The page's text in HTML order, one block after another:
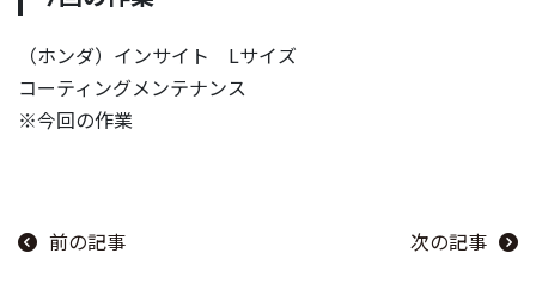
（ホンダ）インサイト Lサイズ
コーティングメンテナンス
※今回の作業
前の記事 次の記事